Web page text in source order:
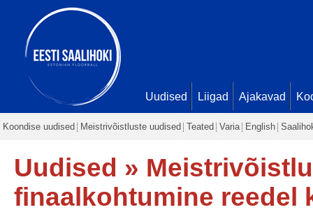
Uudised Liigad Ajakavad
Koondise uudised Meistrivõistluste uudised Teated Varia English
Uudised »
finaalkohtumine reedel